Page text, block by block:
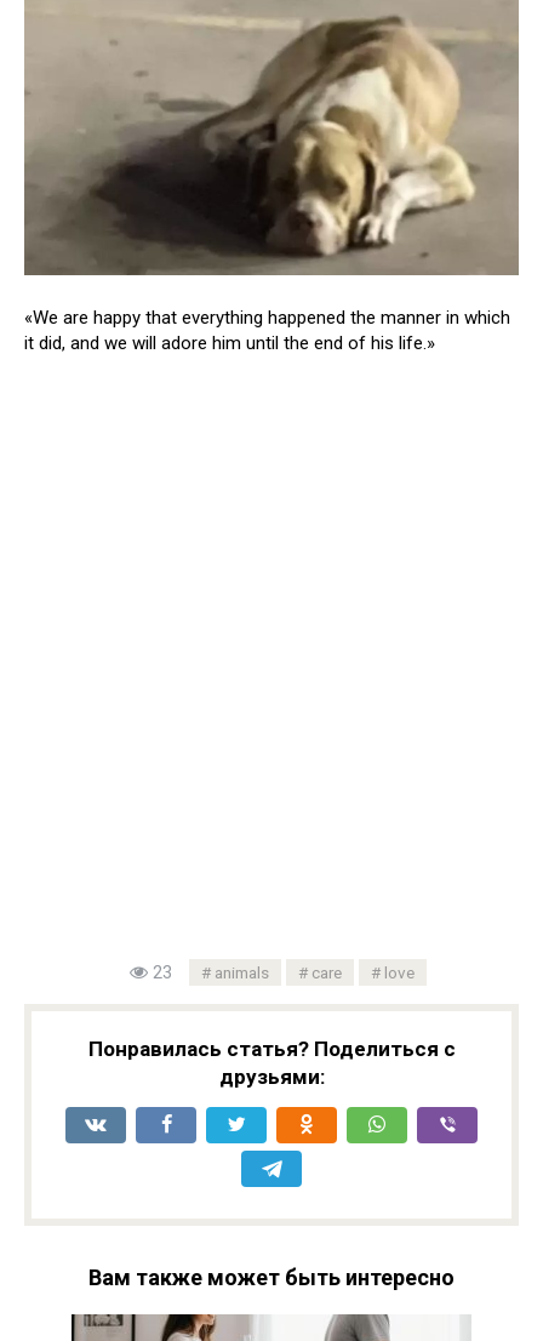
«We are happy that everything happened the manner in which
it did, and we will adore him until the end of his life.»
23 animals care love
Понравилась статья? Поделиться с
друзьями:
Вам также может быть интересно